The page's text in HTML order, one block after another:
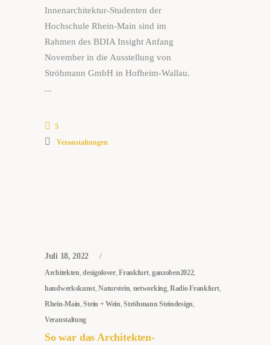
Innenarchitektur-Studenten der
Hochschule Rhein-Main sind im
Rahmen des BDIA Insight Anfang
November in die Ausstellung von
Ströhmann GmbH in Hofheim-Wallau.
5
Veranstaltungen
Juli 18, 2022
Architekten ,designlover,Frankfurt, ganzoben2022,
handwerkskunst,Naturstein networking,Radio Frankfurt,
Rhein-Main ,Stein + Wein ,Ströhmann Steindesign
Veranstaltung
So war das Architekten-